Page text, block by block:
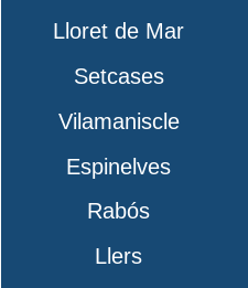
Lloret de Mar
Setcases
Vilamaniscle
Espinelves
Rabós
Llers